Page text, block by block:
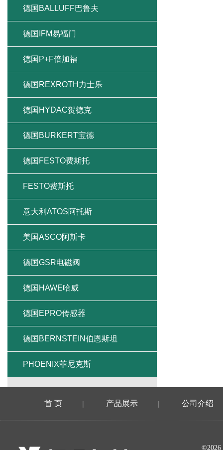
德国BALLUFF巴鲁夫
德国IFM易福门
德国P+F倍加福
德国REXROTH力士乐
德国HYDAC贺德克
德国BURKERT宝德
德国FESTO费斯托
FESTO费斯托
意大利ATOS阿托斯
美国ASCO阿斯卡
德国GSR电磁阀
德国HAWE哈威
德国EPRO传感器
德国BERNSTEIN伯恩斯坦
PHOENIX菲尼克斯
首 页 | 产品展示 | 公司介绍